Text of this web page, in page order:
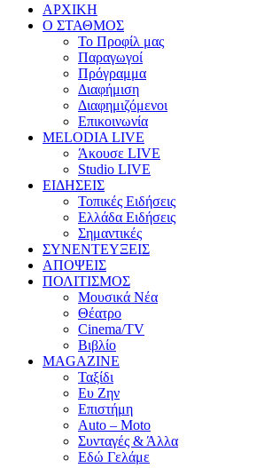
ΑΡΧΙΚΗ
Ο ΣΤΑΘΜΟΣ
Το Προφίλ μας
Παραγωγοί
Πρόγραμμα
Διαφήμιση
Διαφημιζόμενοι
Επικοινωνία
MELODIA LIVE
Άκουσε LIVE
Studio LIVE
ΕΙΔΗΣΕΙΣ
Τοπικές Ειδήσεις
Ελλάδα Ειδήσεις
Σημαντικές
ΣΥΝΕΝΤΕΥΞΕΙΣ
ΑΠΟΨΕΙΣ
ΠΟΛΙΤΙΣΜΟΣ
Μουσικά Νέα
Θέατρο
Cinema/TV
Βιβλίο
MAGAZINE
Ταξίδι
Ευ Ζην
Επιστήμη
Auto – Moto
Συνταγές & Άλλα
Εδώ Γελάμε